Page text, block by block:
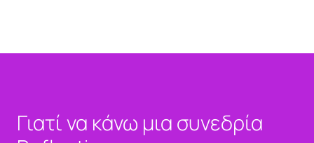
Γιατί να κάνω μια συνεδρία